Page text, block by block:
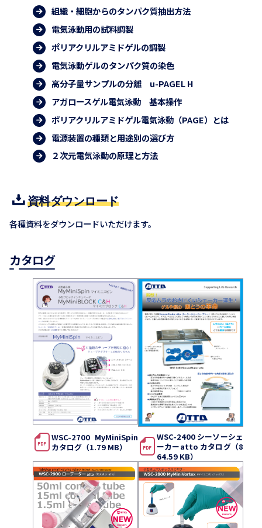
組織・細胞からのタンパク質抽出方法
電気泳動用の試料調製
ポリアクリルアミドゲルの調製
電気泳動ゲルのタンパク質の染色
高分子量サンプルの分離 u-PAGEL H
アガロースゲル電気泳動 基本操作
ポリアクリルアミドゲル電気泳動（PAGE）とは
電源装置の種類と用途別の選び方
２次元電気泳動の原理と方法
資料ダウンロード
各種資料をダウンロードいただけます。
カタログ
WSC-2700 MyMiniSpin
カタログ（1.79 MB）
WSC-2400 シーソーシェ
ーカーatto カタログ（8
64.59 KB）